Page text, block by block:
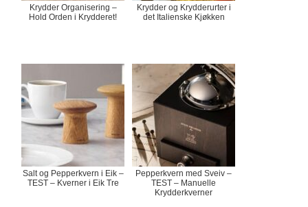
Krydder Organisering –
Hold Orden i Krydderet!
Krydder og Krydderurter i
det Italienske Kjøkken
Salt og Pepperkvern i Eik –
TEST – Kverner i Eik Tre
Pepperkvern med Sveiv –
TEST – Manuelle
Krydderkverner